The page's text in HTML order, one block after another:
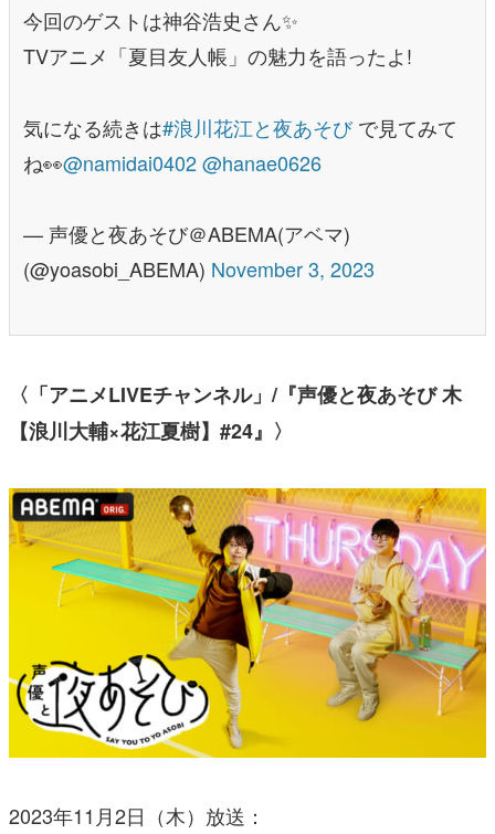
今回のゲストは神谷浩史さん✨
TVアニメ「夏目友人帳」の魅力を語ったよ!
気になる続きは#浪川花江と夜あそびで見てみて
ね👀@namidai0402@hanae0626
— 声優と夜あそび＠ABEMA(アベマ)
(@yoasobi_ABEMA) November 3, 2023
〈「アニメLIVEチャンネル」/『声優と夜あそび 木
【浪川大輔×花江夏樹】#24』〉
2023年11月2日（木）放送：